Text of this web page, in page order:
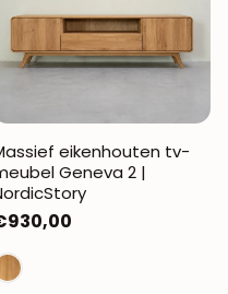
eikenhouten tv-
Geneva 2 |
prijs